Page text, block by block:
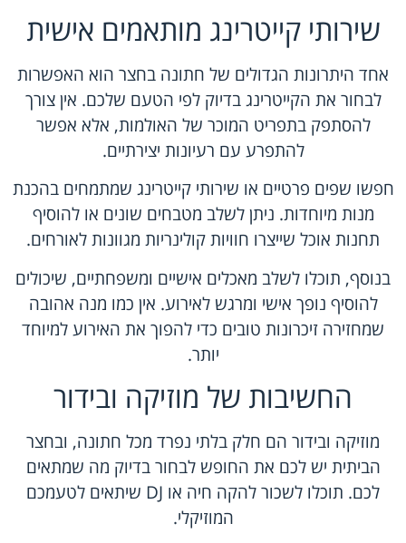
שירותי קייטרינג מותאמים אישית
אחד היתרונות הגדולים של חתונה בחצר הוא האפשרות
לבחור את הקייטרינג בדיוק לפי הטעם שלכם. אין צורך
להסתפק בתפריט המוכר של האולמות, אלא אפשר
להתפרע עם רעיונות יצירתיים.
חפשו שפים פרטיים או שירותי קייטרינג שמתמחים בהכנת
מנות מיוחדות. ניתן לשלב מטבחים שונים או להוסיף
תחנות אוכל שייצרו חוויות קולינריות מגוונות לאורחים.
בנוסף, תוכלו לשלב מאכלים אישיים ומשפחתיים, שיכולים
להוסיף נופך אישי ומרגש לאירוע. אין כמו מנה אהובה
שמחזירה זיכרונות טובים כדי להפוך את האירוע למיוחד
יותר.
החשיבות של מוזיקה ובידור
מוזיקה ובידור הם חלק בלתי נפרד מכל חתונה, ובחצר
הביתית יש לכם את החופש לבחור בדיוק מה שמתאים
לכם. תוכלו לשכור להקה חיה או DJ שיתאים לטעמכם
המוזיקלי.